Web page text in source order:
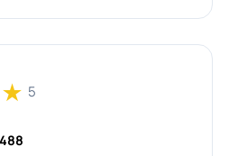
★ 5